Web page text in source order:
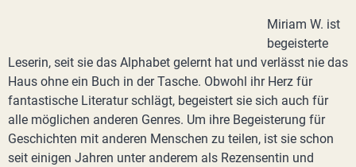
Miriam W. ist
begeisterte
Leserin, seit sie das Alphabet gelernt hat und verlässt nie das
Haus ohne ein Buch in der Tasche. Obwohl ihr Herz für
fantastische Literatur schlägt, begeistert sie sich auch für
alle möglichen anderen Genres. Um ihre Begeisterung für
Geschichten mit anderen Menschen zu teilen, ist sie schon
seit einigen Jahren unter anderem als Rezensentin und